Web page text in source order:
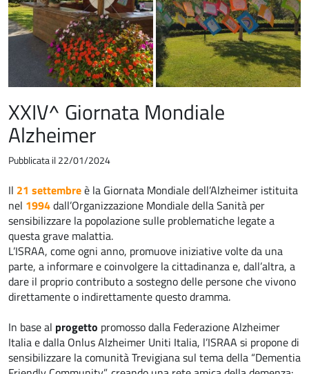
XXIV^ Giornata Mondiale
Alzheimer
Pubblicata il 22/01/2024
Il 21 settembreè la Giornata Mondiale dell’Alzheimer istituita
nel 1994dall’Organizzazione Mondiale della Sanità per
sensibilizzare la popolazione sulle problematiche legate a
questa grave malattia.
L’ISRAA, come ogni anno, promuove iniziative volte da una
parte, a informare e coinvolgere la cittadinanza e, dall’altra, a
dare il proprio contributo a sostegno delle persone che vivono
direttamente o indirettamente questo dramma.
In base al progetto promosso dalla Federazione Alzheimer
Italia e dalla Onlus Alzheimer Uniti Italia, l’ISRAA si propone di
sensibilizzare la comunità Trevigiana sul tema della “Dementia